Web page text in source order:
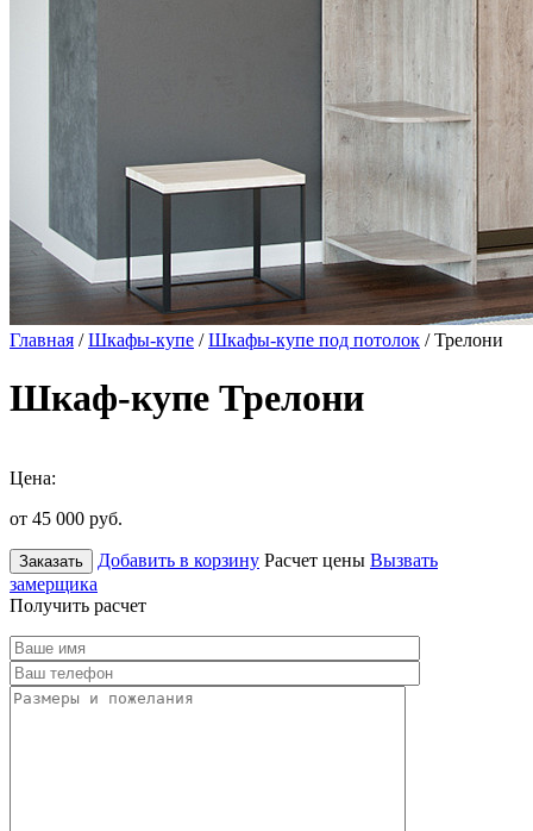
Главная /Шкафы-купе /Шкафы-купе под потолок / Трелони
Шкаф-купе Трелони
Цена:
от 45 000 руб.
Заказать Добавить в корзину Расчет цены Вызвать
замерщика
Получить расчет